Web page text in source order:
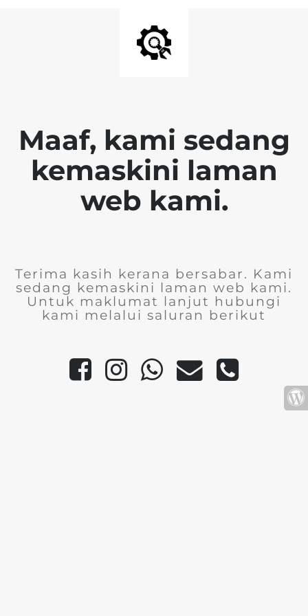
Maaf, kami sedang
kemaskini laman
web kami.
Terima kasih kerana bersabar. Kami
sedang kemaskini laman web kami.
Untuk maklumat lanjut hubungi
kami melalui saluran berikut